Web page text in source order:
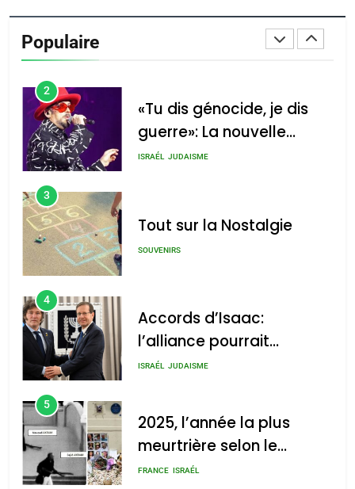
Populaire
2
«Tu dis génocide, je dis
guerre»: La nouvelle
chanson de Boy George
ISRAÉL JUDAISME
3
Tout sur la Nostalgie
SOUVENIRS
4
Accords d’Isaac:
l’alliance pourrait
s’étendre à 13 pays
ISRAÉL JUDAISME
5
2025, l’année la plus
meurtrière selon le
rapport d’ADL contre
FRANCE ISRAÉL